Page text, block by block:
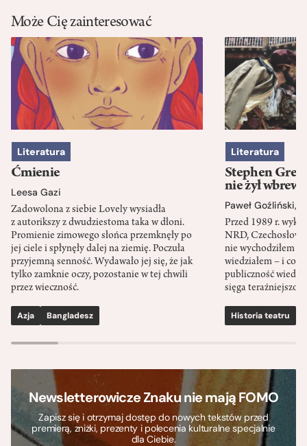
Może Cię zainteresować
Literatura
Ćmienie
Leesa Gazi
Zadowolona z siebie Lovely wysiadła
z autorikszy z dwudziestoma taka w dłoni.
Promienie zimowego słońca przemknęły po
jej ciele i spłynęły dalej na ziemię. Poczuła
przyjemną senność. Wydawało jej się, że jak
tylko zamknie oczy, pozostanie w tej chwili
przez wieczność.
Azja Bangladesz
Literatura
Stephen
nie żył wbrew
Paweł Goźliński,
Przed 1989 r.
NRD,
nie wychodziłem
wiedziałem – i co
publiczność
sięga
Historia teatru
Newsletterowicze Znaku nie mają FOMO
Zapisz się i otrzymaj dostęp do nowych tekstów przed
premierą, zniżki, prezenty i polecenia kulturalne specjalnie
dla Ciebie.